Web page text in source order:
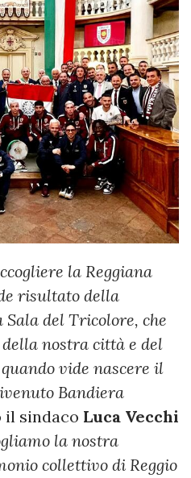
la Reggiana
risultato della
del Tricolore, che
nostra città e del
quando vide nascere il
Bandiera
il sindaco Luca Vecchi
la nostra
collettivo di Reggio